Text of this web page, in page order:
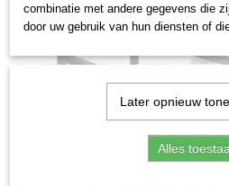
combinatie met andere gegevens die
door uw gebruik van hun diensten of
Later opnieuw
Alles